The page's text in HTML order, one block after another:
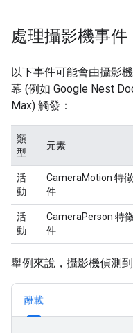
處理攝影機事件
以下事件可能會由攝影
幕 (例如 Google Nest
Max) 觸發：
類
型
元素
活
動
CameraMotion 特
件
活
動
CameraPerson 特
件
舉例來說，攝影機偵測
酬載